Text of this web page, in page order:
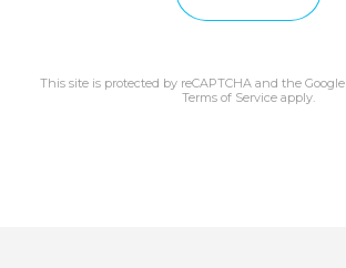
This site is protected by reCAPTCHA and the Google
Terms of Service apply.